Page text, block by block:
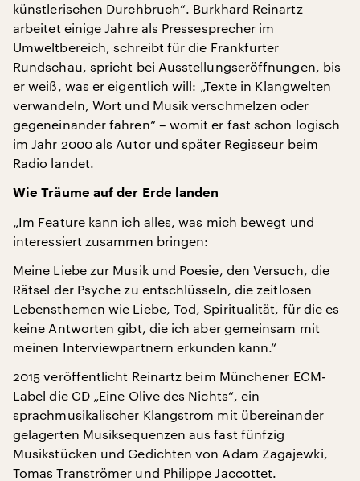
künstlerischen Durchbruch“. Burkhard Reinartz
arbeitet einige Jahre als Pressesprecher im
Umweltbereich, schreibt für die Frankfurter
Rundschau, spricht bei Ausstellungseröffnungen, bis
er weiß, was er eigentlich will: „Texte in Klangwelten
verwandeln, Wort und Musik verschmelzen oder
gegeneinander fahren“ – womit er fast schon logisch
im Jahr 2000 als Autor und später Regisseur beim
Radio landet.
Wie Träume auf der Erde landen
„Im Feature kann ich alles, was mich bewegt und
interessiert zusammen bringen:
Meine Liebe zur Musik und Poesie, den Versuch, die
Rätsel der Psyche zu entschlüsseln, die zeitlosen
Lebensthemen wie Liebe, Tod, Spiritualität, für die es
keine Antworten gibt, die ich aber gemeinsam mit
meinen Interviewpartnern erkunden kann.“
2015 veröffentlicht Reinartz beim Münchener ECM-
Label die CD „Eine Olive des Nichts“, ein
sprachmusikalischer Klangstrom mit übereinander
gelagerten Musiksequenzen aus fast fünfzig
Musikstücken und Gedichten von Adam Zagajewki,
Tomas Tranströmer und Philippe Jaccottet.